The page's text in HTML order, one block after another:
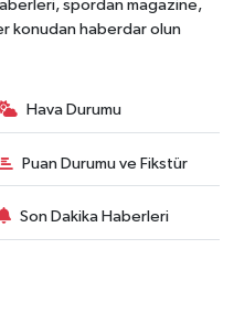
spordan magazine,
konudan haberdar olun
Hava Durumu
Puan Durumu ve Fikstür
Son Dakika Haberleri